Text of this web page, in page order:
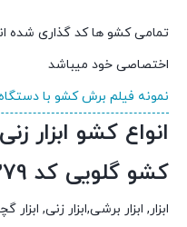
تمامی کشو ها کد گذاری شده
اختصاصی خود میباشد
نمونه فیلم برش کشو با دستگاه
انواع کشو ابزار زنی
کشو گلویی کد 279
ابزار, ابزار برشی,ابزار زنی,